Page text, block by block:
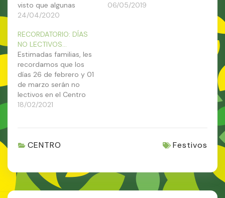
visto que algunas
familias del alumnado
han quedado fuera del
mismo, les
comunicamos que si
éstas se ven en la
necesidad de solicitar
alimentos, por favor, se
pongan en contacto…
24/04/2020
y viernes, días 09 y 10
06/05/2019
RECORDATORIO: DÍAS
NO LECTIVOS…
Estimadas familias, les
recordamos que los
días 26 de febrero y 01
de marzo serán no
lectivos en el Centro
(viernes y lunes,
Educativa y el segundo,
Andalucía.
18/02/2021
CENTRO Festivos